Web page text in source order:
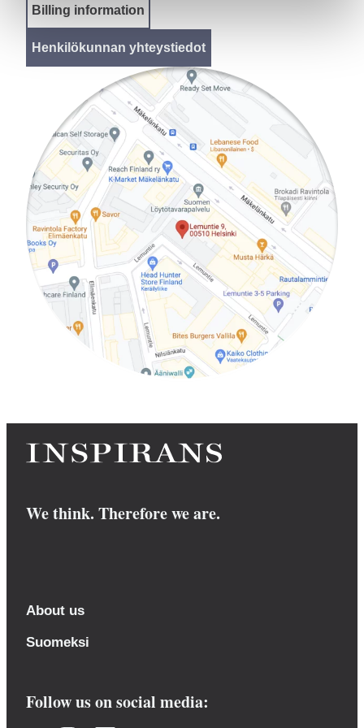
Billing information
Henkilökunnan yhteystiedot
We think. Therefore we are.
About us
Suomeksi
Follow us on social media: